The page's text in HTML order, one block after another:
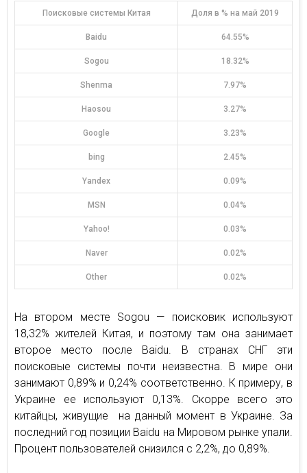
Поисковые системы Китая Доля в % на май 2019
Baidu 64.55%
Sogou 18.32%
Shenma 7.97%
Haosou 3.27%
Google 3.23%
bing 2.45%
Yandex 0.09%
MSN 0.04%
Yahoo! 0.03%
Naver 0.02%
Other 0.02%
На втором месте Sogou — поисковик используют
18,32% жителей Китая, и поэтому там она занимает
второе место после Baidu. В странах СНГ эти
поисковые системы почти неизвестна. В мире они
занимают 0,89% и 0,24% соответственно. К примеру, в
Украине ее используют 0,13%. Скорре всего это
китайцы, живущие на данный момент в Украине. За
последний год позиции Baidu на Мировом рынке упали.
Процент пользователей снизился с 2,2%, до 0,89%.